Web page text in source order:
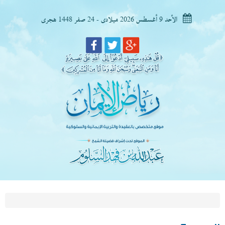
الأحد 9 أغسطس 2026 ميلادى - 24 صفر 1448 هجرى